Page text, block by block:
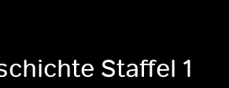
Staffel 1